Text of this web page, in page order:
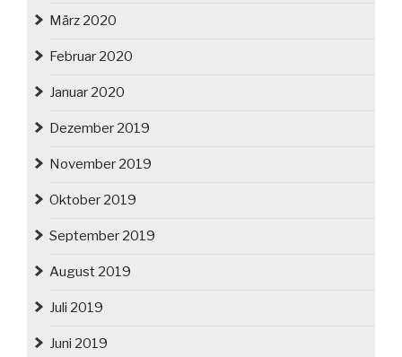
März 2020
Februar 2020
Januar 2020
Dezember 2019
November 2019
Oktober 2019
September 2019
August 2019
Juli 2019
Juni 2019